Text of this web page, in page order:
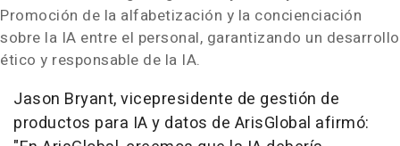
Promoción de la alfabetización y la concienciación
sobre la IA entre el personal, garantizando un desarrollo
ético y responsable de la IA.
Jason Bryant, vicepresidente de gestión de
productos para IA y datos de ArisGlobal afirmó: